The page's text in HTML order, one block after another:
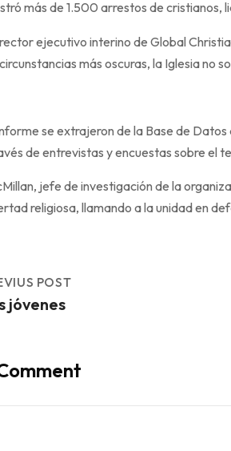
más de 1.500 arrestos de cristianos,
ejecutivo interino de Global
más oscuras, la Iglesia no
se extrajeron de la Base de
de entrevistas y encuestas sobre el
jefe de investigación de la
religiosa, llamando a la unidad en
POST
jóvenes